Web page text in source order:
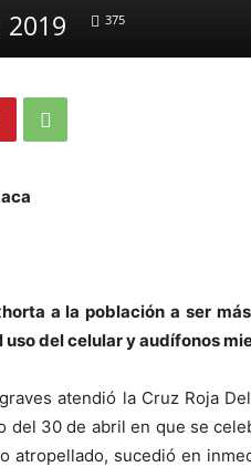
2019 375
a la población a ser
del celular y audífonos
atendió la Cruz Roja
del 30 de abril en que se
atropellado, sucedió en